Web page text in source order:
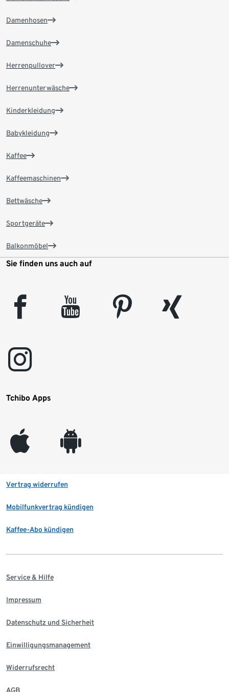
Damenhosen
Damenschuhe
Herrenpullover
Herrenunterwäsche
Kinderkleidung
Babykleidung
Kaffee
Kaffeemaschinen
Bettwäsche
Sportgeräte
Balkonmöbel
Sie finden uns auch auf
facebook youtube pinterest
xing
instagram
Tchibo Apps
appleinc android
Vertrag widerrufen
Mobilfunkvertrag kündigen
Kaffee-Abo kündigen
Service & Hilfe
Impressum
Datenschutz und Sicherheit
Einwilligungsmanagement
Widerrufsrecht
AGB